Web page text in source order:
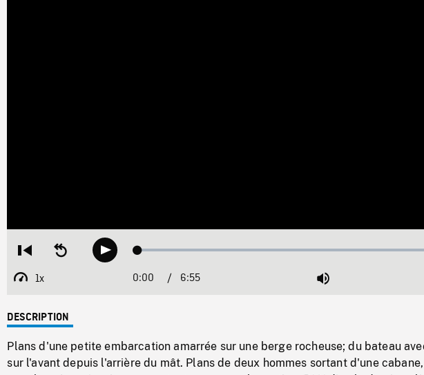
Restart
beginning
Seek
backwardPlay Loaded:
1x
Playback
Current
0:00 / Duration
6:55 Mute
DESCRIPTION
Plans d'une petite embarcation amarrée sur une berge rocheuse; du bateau
sur l'avant depuis l'arrière du mât. Plans de deux hommes sortant d'une cabane,